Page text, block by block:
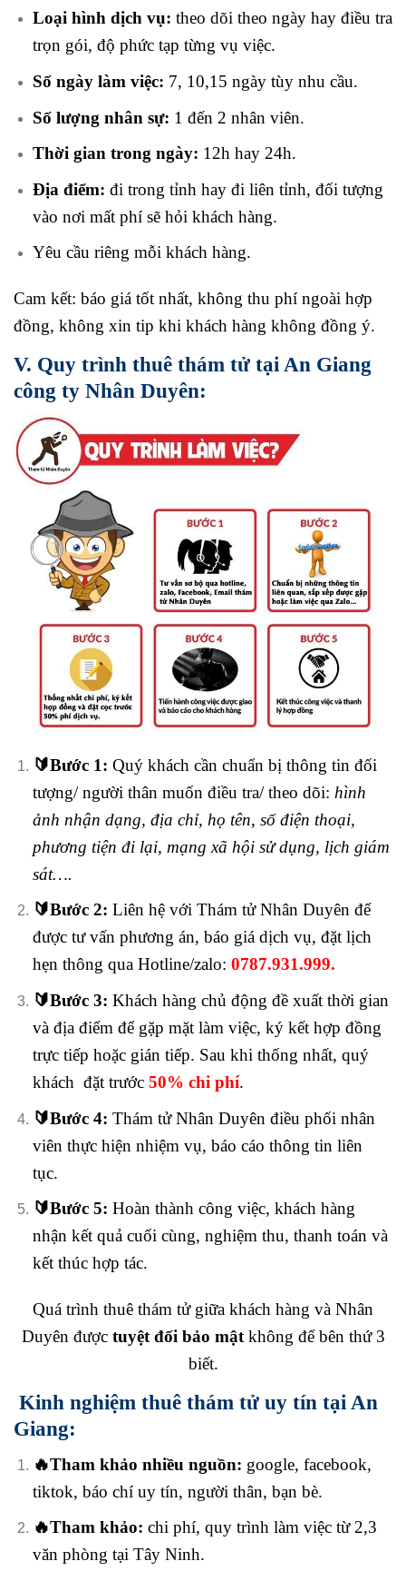
Loại hình dịch vụ: theo dõi theo ngày hay điều tra
trọn gói, độ phức tạp từng vụ việc.
Số ngày làm việc: 7, 10,15 ngày tùy nhu cầu.
Số lượng nhân sự: 1 đến 2 nhân viên.
Thời gian trong ngày: 12h hay 24h.
Địa điểm: đi trong tỉnh hay đi liên tỉnh, đối tượng
vào nơi mất phí sẽ hỏi khách hàng.
Yêu cầu riêng mỗi khách hàng.
Cam kết: báo giá tốt nhất, không thu phí ngoài hợp
đồng, không xin tip khi khách hàng không đồng ý.
V. Quy trình thuê thám tử tại An Giang
công ty Nhân Duyên:
🔰Bước 1: Quý khách cần chuẩn bị thông tin đối
tượng/ người thân muốn điều tra/ theo dõi: hình
ảnh nhận dạng, địa chỉ, họ tên, số điện thoại,
phương tiện đi lại, mạng xã hội sử dụng, lịch giám
sát….
🔰Bước 2: Liên hệ với Thám tử Nhân Duyên để
được tư vấn phương án, báo giá dịch vụ, đặt lịch
hẹn thông qua Hotline/zalo: 0787.931.999.
🔰Bước 3: Khách hàng chủ động đề xuất thời gian
và địa điểm để gặp mặt làm việc, ký kết hợp đồng
trực tiếp hoặc gián tiếp. Sau khi thống nhất, quý
khách đặt trước 50% chi phí.
🔰Bước 4: Thám tử Nhân Duyên điều phối nhân
viên thực hiện nhiệm vụ, báo cáo thông tin liên
tục.
🔰Bước 5: Hoàn thành công việc, khách hàng
nhận kết quả cuối cùng, nghiệm thu, thanh toán và
kết thúc hợp tác.
Quá trình thuê thám tử giữa khách hàng và Nhân
Duyên được tuyệt đối bảo mậtkhông để bên thứ 3
biết.
Kinh nghiệm thuê thám tử uy tín tại An
Giang:
🔥Tham khảo nhiều nguồn: google, facebook,
tiktok, báo chí uy tín, người thân, bạn bè.
🔥Tham khảo: chi phí, quy trình làm việc từ 2,3
văn phòng tại Tây Ninh.